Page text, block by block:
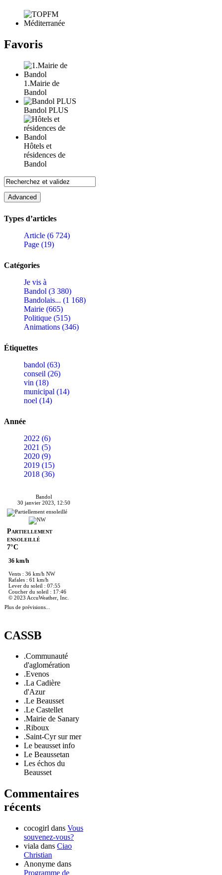
Favoris
1.Mairie de
Bandol
Bandol PLUS
Hôtels et
résidences de
Bandol
Types d’articles
Article (6 724)
Page (19)
Catégories
Je vis à
Bandol (3 380)
Bandolais... (1 168)
Mairie (665)
Politique (515)
Animations (346)
Étiquettes
bandol (63)
conseil (26)
vin (18)
municipal (14)
noel (14)
Année
2022 (6)
2021 (5)
2020 (9)
2019 (15)
2018 (36)
Bandol
30 janvier 2023, 12:50
Partiellement
ensoleillé
7°C
36 km/h
Vents : 36 km/h NW
Rafales : 61 km/h
Lever du soleil : 07:55
Coucher du soleil : 17:46
© 2023 AccuWeather, Inc.
Plus de prévisions...
CASSB
.Communauté
d'aglomération
.Evenos
.La Cadière
d'Azur
.Le Beausset
.Le Castellet
.Mairie de Sanary
.Riboux
.Saint-Cyr sur mer
Le beausset info
Le Beaussetan
Les échos du
Beausset
Commentaires
récents
cocogirl dans Vous
souvenez-vous?
viala dans Ciao
Christian
Anonyme dans
Programme de